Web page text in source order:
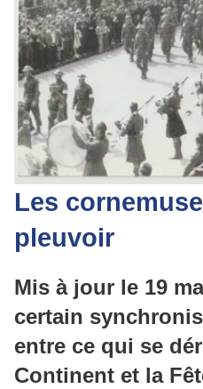
Les
pleuvoir
Mis à jour le 19
certain
entre ce qui se
Continent et la